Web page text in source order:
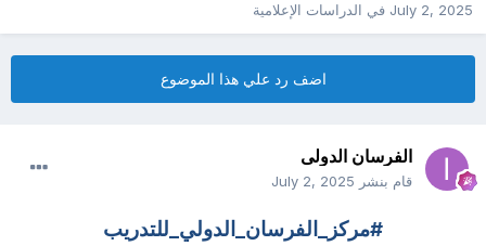
July 2, 2025في الدراسات الإعلامية
اضف رد علي هذا الموضوع
الفرسان الدولى
قام بنشر July 2, 2025
#مركز_الفرسان_الدولي_للتدريب